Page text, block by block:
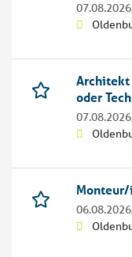
oder